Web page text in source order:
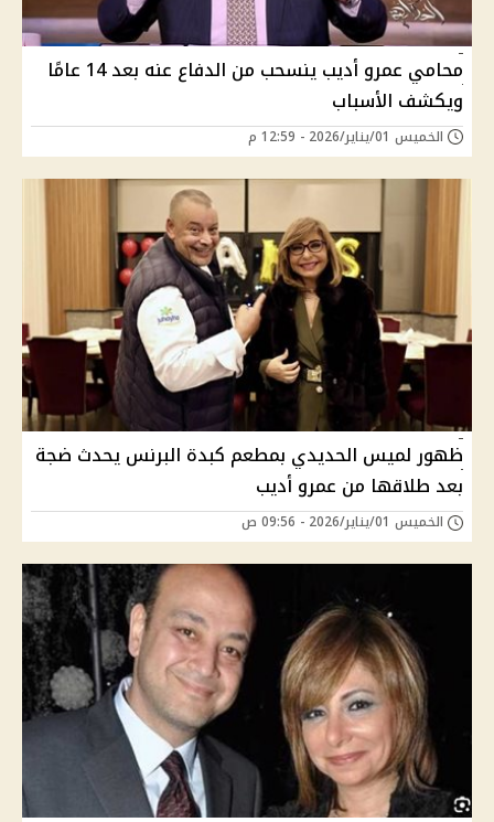
محامي عمرو أديب ينسحب من الدفاع عنه بعد 14 عامًا
ويكشف الأسباب
الخميس 01/يناير/2026 - 12:59 م
ظهور لميس الحديدي بمطعم كبدة البرنس يحدث ضجة
بعد طلاقها من عمرو أديب
الخميس 01/يناير/2026 - 09:56 ص